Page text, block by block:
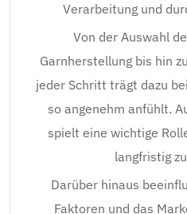
Verarbeitung und
Von der Auswahl
Garnherstellung bis hin
jeder Schritt trägt dazu
so angenehm anfühlt.
spielt eine wichtige
langfristig
Darüber hinaus
Faktoren und das